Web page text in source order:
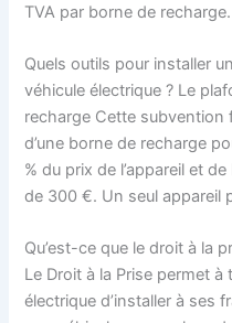
TVA par borne de recharge.
Quels outils pour installer
véhicule électrique ? Le
recharge Cette subvention
d’une borne de recharge
% du prix de l’appareil et
de 300 €. Un seul appareil
Qu’est-ce que le droit à la
Le Droit à la Prise permet à
électrique d’installer à ses